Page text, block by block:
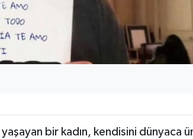
bir kadın, kendisini dünyaca